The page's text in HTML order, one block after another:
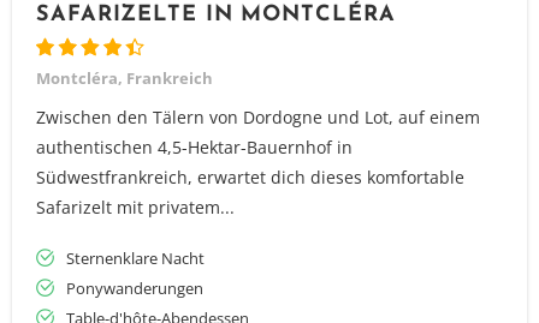
SAFARIZELTE IN MONTCLÉRA
Montcléra, Frankreich
Zwischen den Tälern von Dordogne und Lot, auf einem
authentischen 4,5-Hektar-Bauernhof in
Südwestfrankreich, erwartet dich dieses komfortable
Safarizelt mit privatem...
Sternenklare Nacht
Ponywanderungen
Table-d'hôte-Abendessen